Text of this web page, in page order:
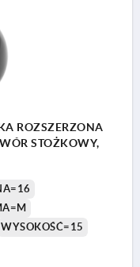
ROZSZERZONA
STOŻKOWY,
WYSOKOŚĆ=15